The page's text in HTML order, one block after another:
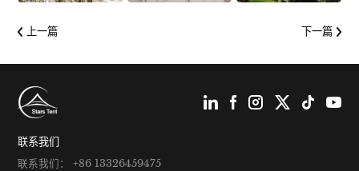
上一篇 下一篇
联系我们
联系我们： +86 13326459475